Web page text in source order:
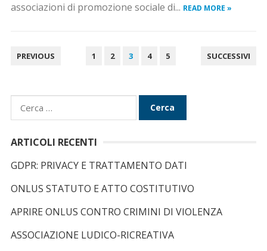
associazioni di promozione sociale di... READ MORE »
N
G
I
O
E
A
PREVIOUS 1 2 3 4 5 SUCCESSIVI
i
r
c
p
e
ARTICOLI RECENTI
GDPR: PRIVACY E TRATTAMENTO DATI
ONLUS STATUTO E ATTO COSTITUTIVO
APRIRE ONLUS CONTRO CRIMINI DI VIOLENZA
ASSOCIAZIONE LUDICO-RICREATIVA